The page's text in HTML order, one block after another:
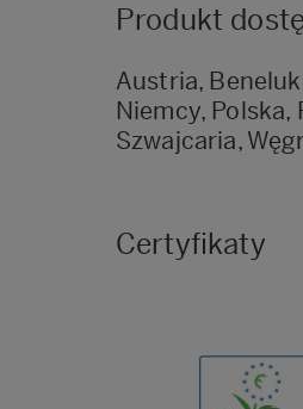
Produkt
Austria,
Niemcy, Polska,
Szwajcaria,
Certyfikaty